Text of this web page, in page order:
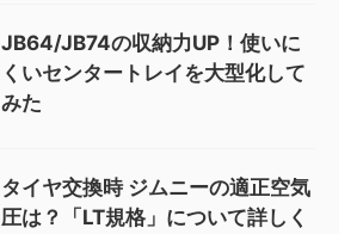
JB64/JB74の収納力UP！使いに
くいセンタートレイを大型化して
みた
タイヤ交換時 ジムニーの適正空気
圧は？「LT規格」について詳しく